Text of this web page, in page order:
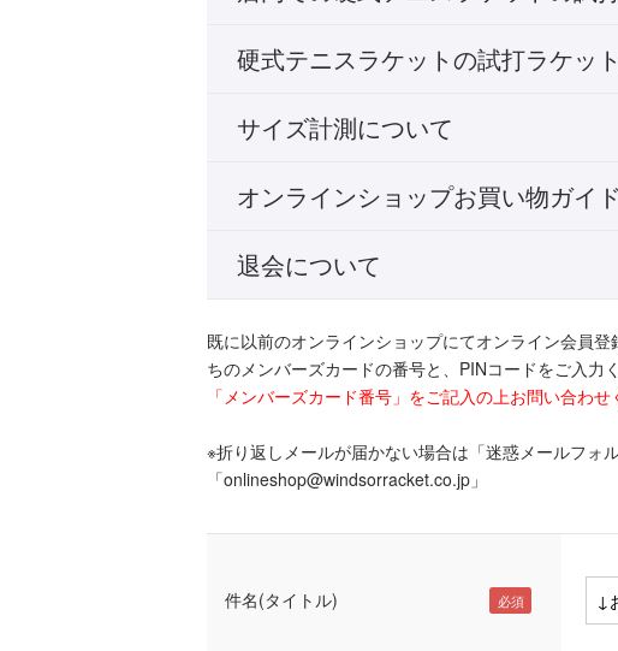
硬式テニスラケットの試打ラケッ
サイズ計測について
オンラインショップお買い物ガイド
退会について
既に以前のオンラインショップにてオンライン会員
ちのメンバーズカードの番号と、PINコードをご入力
「メンバーズカード番号」をご記入の上お問い合わせ
※折り返しメールが届かない場合は「迷惑メールフォ
「onlineshop@windsorracket.co.jp」
件名(タイトル)